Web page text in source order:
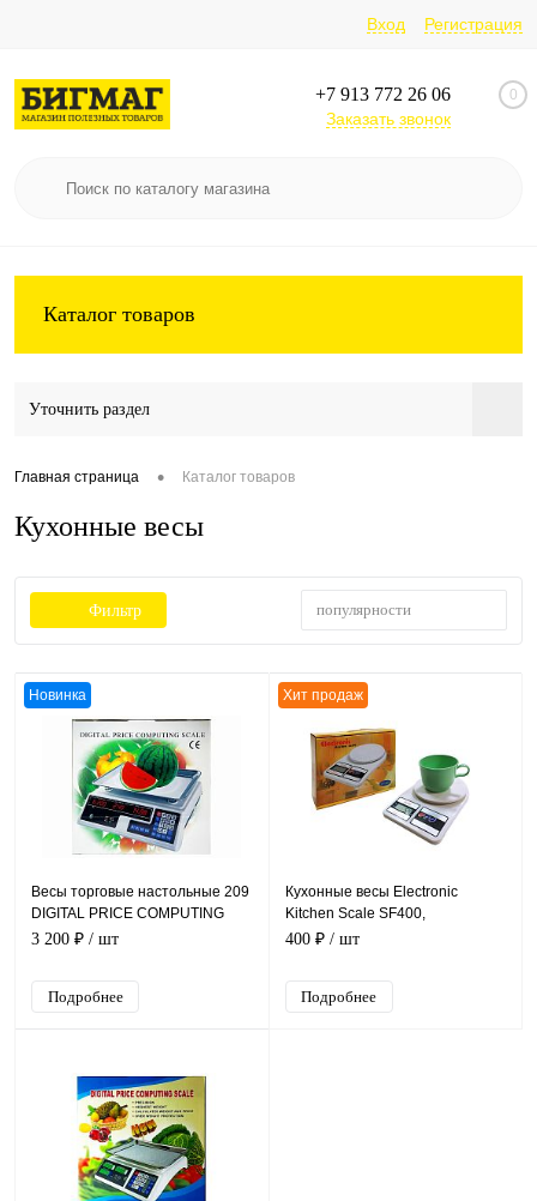
Вход Регистрация
+7 913 772 26 06
Заказать звонок
0
Каталог товаров
Уточнить раздел
Главная страница • Каталог товаров
Кухонные весы
Фильтр популярности
Новинка
Весы торговые настольные 209
DIGITAL PRICE COMPUTING
SCALE 40кг/2г (минимум 200г)
3 200 ₽ / шт
Подробнее
Хит продаж
Кухонные весы Electronic
Kitchen Scale SF400,
электронные, до 10 кг
400 ₽ / шт
Подробнее